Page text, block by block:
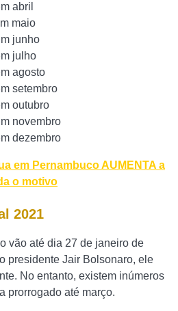
abril
maio
junho
julho
agosto
setembro
outubro
novembro
dezembro
em Pernambuco AUMENTA a
o motivo
2021
vão até dia 27 de janeiro de
presidente Jair Bolsonaro, ele
No entanto, existem inúmeros
prorrogado até março.